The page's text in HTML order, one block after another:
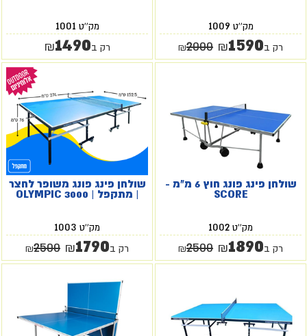
מק''ט 1009
רק ב ₪1590
₪2000
מק''ט 1001
רק ב ₪1490
שולחן פינג פונג חוץ 6 מ"מ -
SCORE
מק''ט 1002
רק ב ₪1890
₪2500
שולחן פינג פונג משופר לחצר
| מתקפל | OLYMPIC 3000
מק''ט 1003
רק ב ₪1790
₪2500